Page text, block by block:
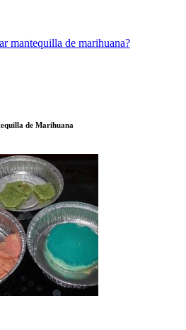
mantequilla de marihuana?
de Marihuana